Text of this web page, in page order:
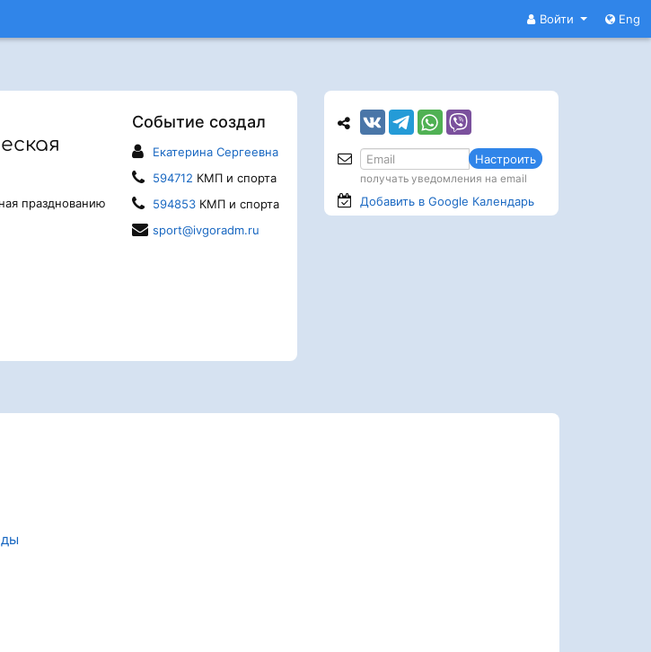
Войти Eng
Событие создал
Екатерина Сергеевна
594712 КМП и спорта
594853КМП и спорта
sport@ivgoradm.ru
празднованию
Настроить
получать уведомления на email
Добавить в Google Календарь